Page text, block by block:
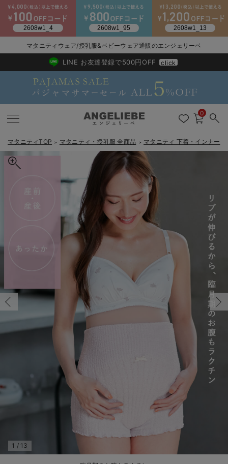
戻る
マタニティウェア全て
マタニティ ワンピース
マタニティ アウター（コート）・ママコート
戻る
マタニティ 下着・インナー全て
授乳ブラ・マタニティブラ（マタニティインナー・産後用品）
妊婦帯・腹帯・産前ガードル
マタニティ 授乳 キャミソール
産褥ショーツ
骨盤・マタニティベルト （妊娠中・産後）
戻る
授乳服全て
戻る
マタニティ フォーマル全て
マタニティ オフィス 通勤服
マタニティ ドレス（結婚式・お呼ばれ）
マタニティ フォーマル パンツ・ボトムス
戻る
授乳用品全て
妊婦用 抱き枕・授乳クッション
戻る
マタニティレッグウェア全て
マタニティストッキング・タイツ
戻る
マタニティ ボディケア全て
戻る
アウトレット全て
【アウトレット】ワンピース
【アウトレット】トップス・授乳トップス
【アウトレット】ボトムス
【アウトレット】パジャマ
【アウトレット】インナー
【アウトレット】ベビー
戻る
特集全て
冷房対策
接触冷感素材
親子セット
快適機能ウェア特集 トップス
快適機能ウェア特集 ボトムス
快適機能ウェア特集 パジャマ
戻る
再入荷全て
トップス
パンツ
パジャマ
インナー
雑貨
ベビー
MAX55%OFF ブラック
【37周年祭セール】
【37周年祭セール】
【15℃】3月下旬～
【〜10℃】3月中旬
動きやすく着回しで
涼しくて可愛い「ワ
強撚スムース(コス
【おまとめ割】パジ
デニム
レギンス
きれいめトップス派
きれいめスカート派
きれいめ美脚パンツ派
ツィード派
王道シンプル派
セットアップ派
マタニティパジャマ
マタニティインナー
ベビー
【オフィスカジュア
【オフィスカジュア
パンツタイプ
【フォーマル】ワン
【フォーマル】ボト
【フォーマル】トッ
【ベビー】半袖
【ベビー】グッズ
2WAYオール
コンビ肌着
セット
快適ウェア10%OFF
快適ウェア10%OFF
セットアップ・ レイ
Aライン ・フレアワ
Iライン ・タイトシル
ジャンパースカート/
ワーク・オフィス
カジュアル
フォーマル / オケー
あったかアイテム｜
〜3,000円（税込）
〜5,000円（税込）
〜10,000円（税込）
10,001円（税込）〜
女の子におススメの
男の子におススメの
定番ギフト
もらって嬉しいギフト
かわいくておもしろ
何枚あっても嬉しい
お部屋映えアイテム
綿混素材
腹巻・ひざ上パンツ
保温&リカバリー
レギンス・タイツ
カップ付きインナー
あったか度◎
裏起毛素材
入院してすぐ使うグ
赤ちゃんへ使うもの
産後に使うグッズ
【冬のあったか特集
【冬のあったか特集
【冬のあったか特集
【冬のあったか特集
マタニティウェア/授乳服&ベビーウェア通販のエンジェリーベ
2026/NewArrival
送料495円(一部地域を除く) 7,700円以上で送料無料
LINE お友達登録で500円OFF click
0
マタニティTOP ＞ マタニティ・授乳服 全商品 ＞ マタニティ 下着・インナー
1 / 13